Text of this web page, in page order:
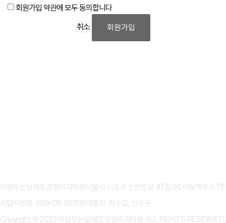
회원가입 약관에 모두 동의합니다
취소 회원가입
바람부는날에도성형외과의원서울시 서초구 신반포로 47길 66 바날하우스
사업자번호 629-08-02708대표자 박수호, 신승규
Copyright © 2023 바람부는날에도성형외과의원 ALL RIGHTS RESERVED.